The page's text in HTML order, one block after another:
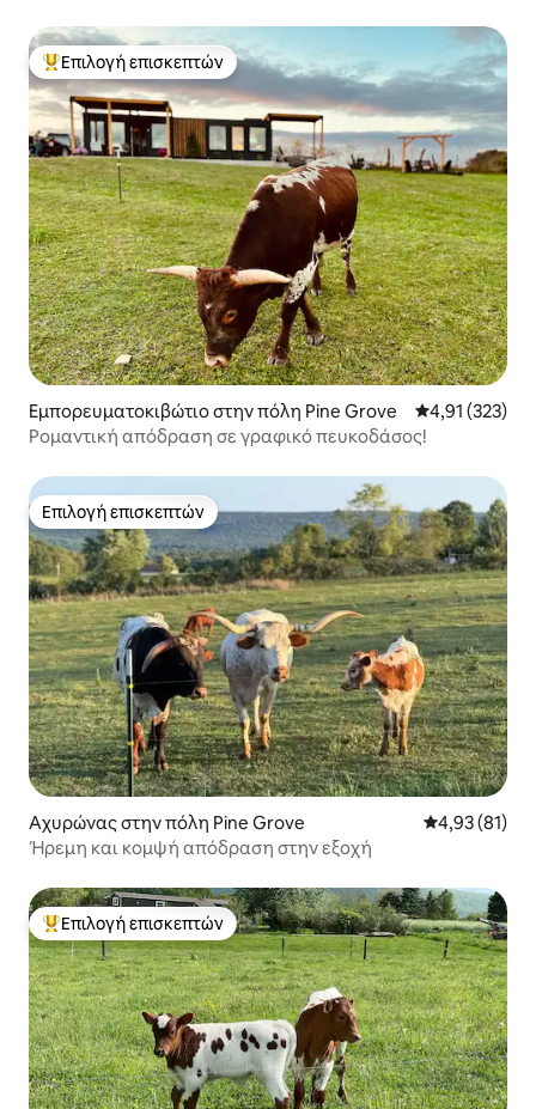
Κορυφαία επιλογή επισκεπτών
Επιλογή επισκεπτών
Εμπορευματοκιβώτιο στην πόλη Pine Grove Μέση
4,91 (323)
Ρομαντική απόδραση σε γραφικό πευκοδάσος!
Επιλογή επισκεπτών
Επιλογή επισκεπτών
Αχυρώνας στην πόλη Pine Grove Μέση
4,93 (81)
Ήρεμη και κομψή απόδραση στην εξοχή
Κορυφαία επιλογή επισκεπτών
Επιλογή επισκεπτών